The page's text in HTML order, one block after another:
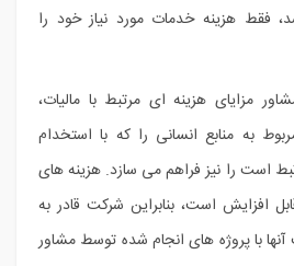
فقط هزینه خدمات مورد نیاز خود را
مزایای هزینه ای مرتبط با مالیات،
به منابع انسانی را که با استخدام
است را نیز فراهم می سازد. هزینه های
افزایش است، بنابراین شرکت قادر به
با پروژه های انجام شده توسط مشاور